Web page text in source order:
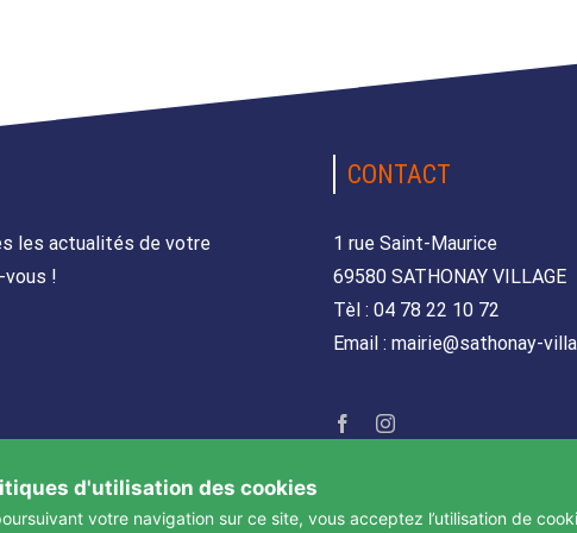
les actualités de votre
vous !
CONTACT
1 rue Saint-Maurice
69580 SATHONAY VILLAGE
Tèl : 04 78 22 10 72
Email : mairie@sathonay-
d'utilisation des cookies
votre navigation sur ce site, vous acceptez l’utilisation de